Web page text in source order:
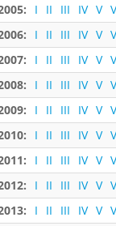
I II III IV V
I II III IV V
I II III IV V
I II III IV V
I II III IV V
I II III IV V
I II III IV V
I II III IV V
I II III IV V